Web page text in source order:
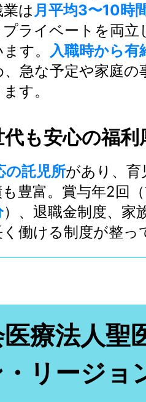
は 月平均3〜10時
プライベートを両立
す。 入職時から有
急な予定や家庭の
す。
も安心の福利
の託児所があり、育
豊富。賞与年2回
）、退職金制度、家
働ける制度が整っ
療法人聖
リージョ